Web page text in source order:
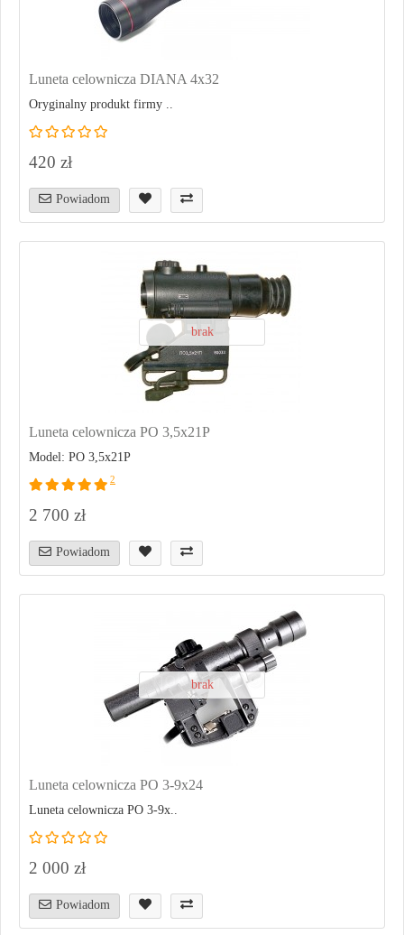
Luneta celownicza DIANA 4x32
Oryginalny produkt firmy ..
420 zł
Powiadom
brak
Luneta celownicza PO 3,5x21P
Model: PO 3,5x21P
2
2 700 zł
Powiadom
brak
Luneta celownicza PO 3-9x24
Luneta celownicza PO 3-9x..
2 000 zł
Powiadom